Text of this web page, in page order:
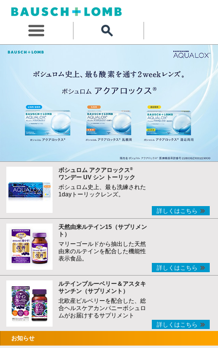
ボシュロム アクアロックス®
ワンデー UV シン トーリック
ボシュロム史上、最も洗練された
1dayトーリックレンズ。
詳しくはこちら
天然由来ルテイン15（サプリメン
ト）
マリーゴールドから抽出した天然
由来のルテインを配合した機能性
表示食品。
詳しくはこちら
ルテインブルーベリー＆アスタキ
サンチン（サプリメント）
北欧産ビルベリーを配合した、総
合ヘルスケアカンパニーボシュロ
ムがお届けするサプリメント
詳しくはこちら
お知らせ